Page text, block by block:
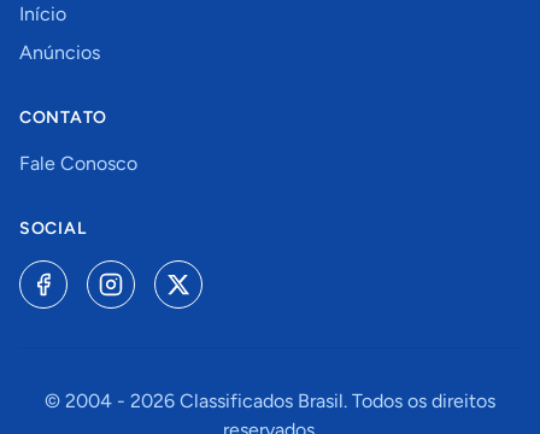
Início
Anúncios
CONTATO
Fale Conosco
SOCIAL
© 2004 - 2026 Classificados Brasil. Todos os direitos